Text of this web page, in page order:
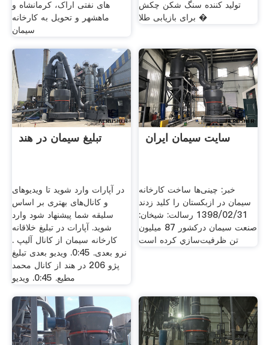
های نفتی اراک، کرمانشاه و
ماهشهر و تحویل به کارخانه
سیمان
تولید کننده سنگ شکن چکش
برای بازیابی طلا �
تبلیغ سیمان در هند
در آپارات وارد شوید تا ویدیوهای
و کانال‌های بهتری بر اساس
سلیقه شما پیشنهاد شود وارد
شوید. آپارات در تبلیغ خلاقانه
کارخانه سیمان از کانال آلیپ .
نرو بعدی. 0:45. ویدیو بعدی تبلیغ
پژو 206 در هند از کانال محمد
مطیع. 0:45. ویدیو
سایت سیمان ایران
خبر: چینی‌ها ساخت کارخانه
سیمان در ازبکستان را کلید زدند
1398/02/31 رسالت: شيخان:
صنعت سيمان درکشور 87 ميليون
تن ظرفيت‌سازي کرده است